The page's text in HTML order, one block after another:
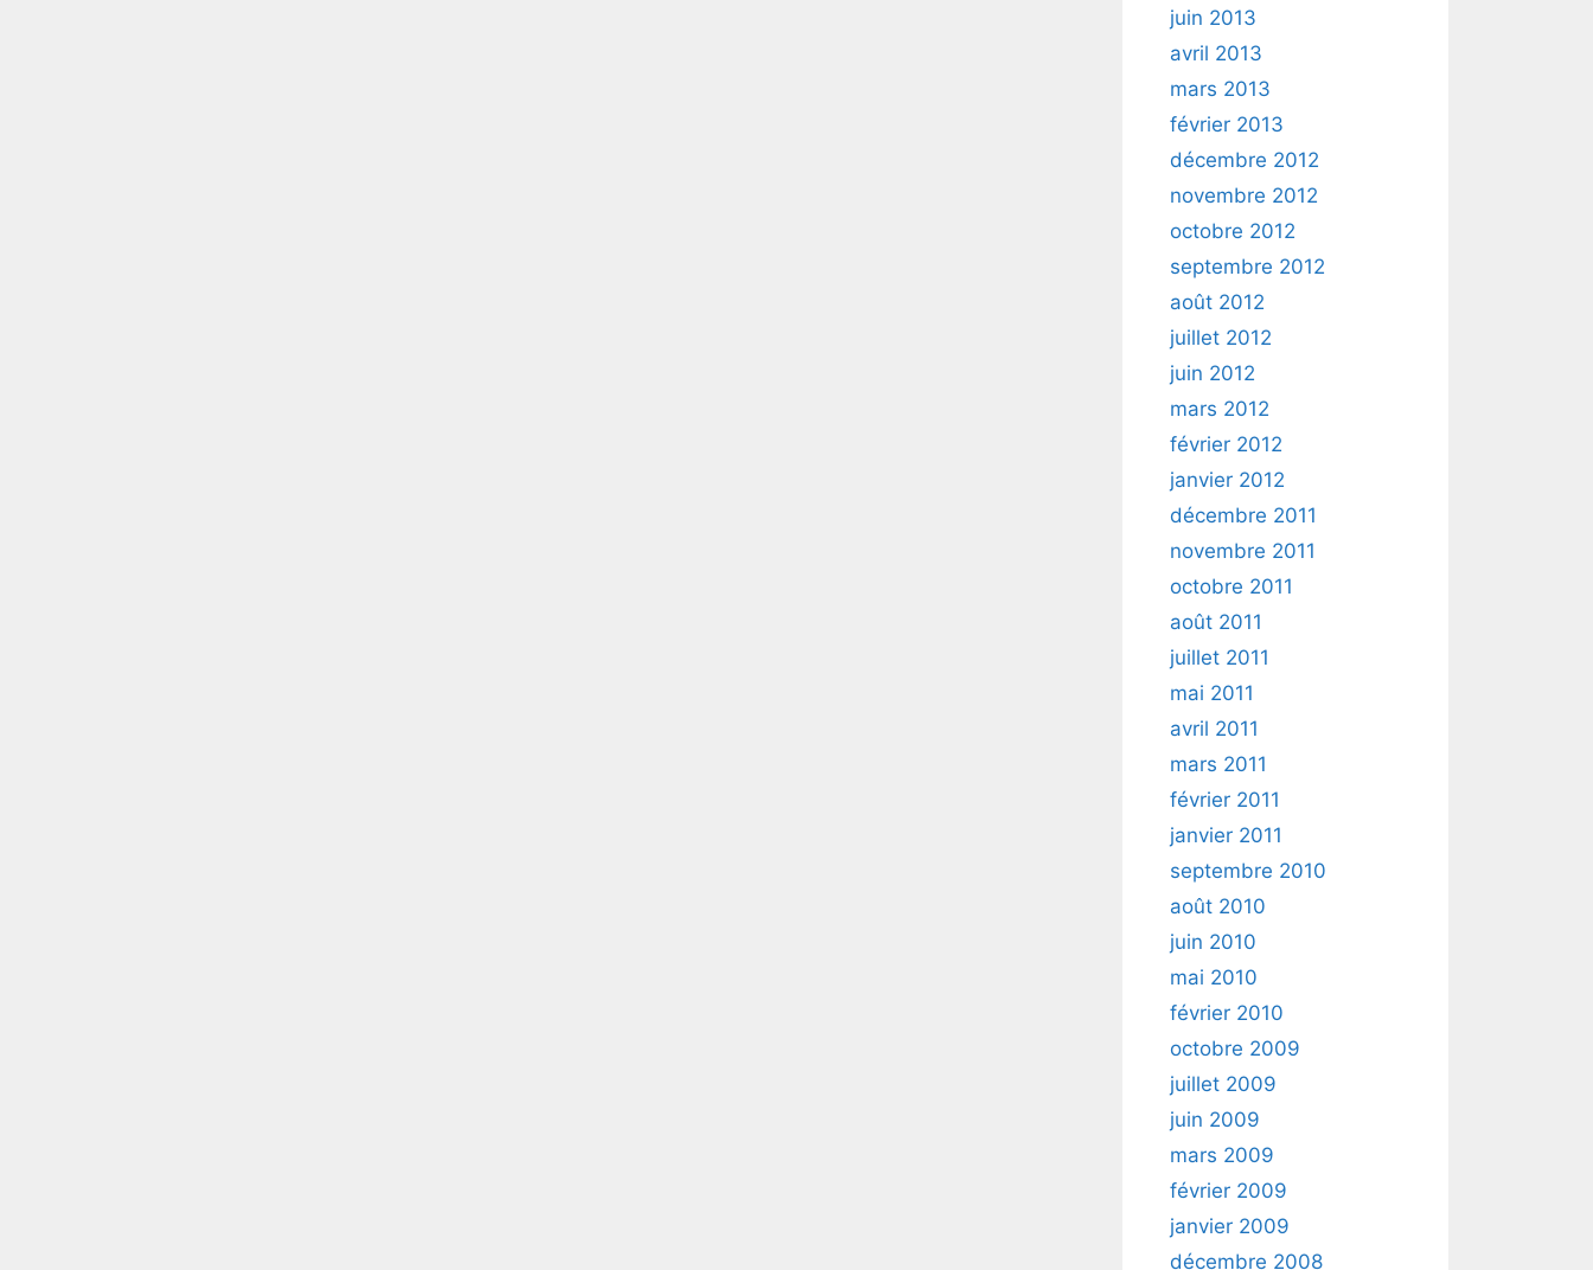
juin 2013
avril 2013
mars 2013
février 2013
décembre 2012
novembre 2012
octobre 2012
septembre 2012
août 2012
juillet 2012
juin 2012
mars 2012
février 2012
janvier 2012
décembre 2011
novembre 2011
octobre 2011
août 2011
juillet 2011
mai 2011
avril 2011
mars 2011
février 2011
janvier 2011
septembre 2010
août 2010
juin 2010
mai 2010
février 2010
octobre 2009
juillet 2009
juin 2009
mars 2009
février 2009
janvier 2009
décembre 2008